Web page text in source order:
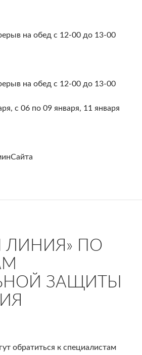
на обед с 12-00 до 13-00
на обед с 12-00 до 13-00
с 06 по 09 января, 11 января
ЛИНИЯ» ПО
ЗАЩИТЫ
обратиться к специалистам